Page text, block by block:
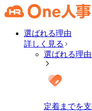
選ばれる理由
詳しく見る
選ばれる理
定着までを